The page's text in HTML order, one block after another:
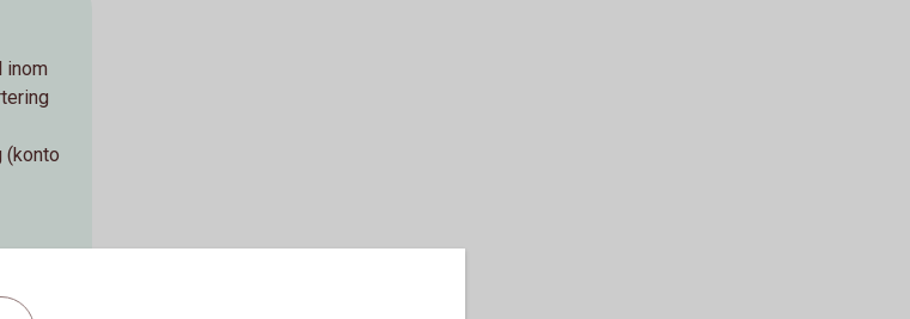
inom
(konto